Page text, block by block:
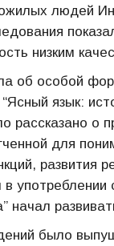
людей
низким
об особой
язык:
рассказано о
для
развития
начал
было